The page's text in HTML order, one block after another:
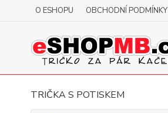
O ESHOPU OBCHODNÍ PODMÍNKY
TRIČKA S POTISKEM